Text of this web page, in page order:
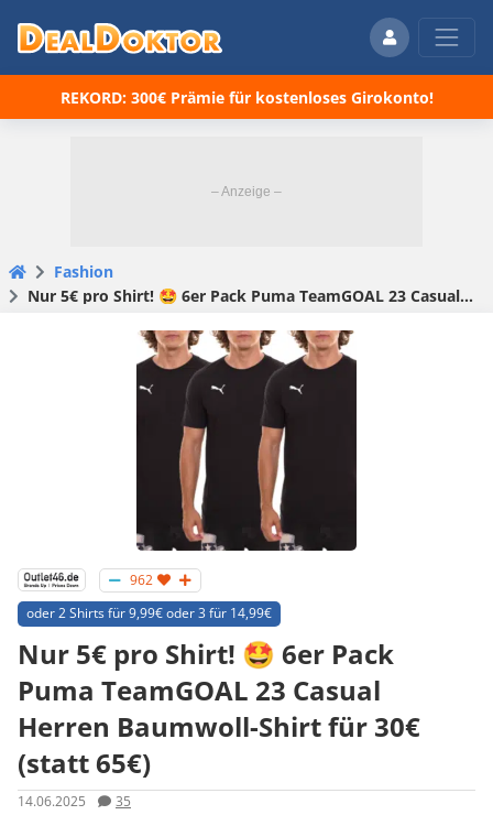
REKORD: 300€ Prämie für kostenloses Girokonto!
Fashion
Nur 5€ pro Shirt! 🤩 6er Pack Puma TeamGOAL 23 Casual Herren Baumwoll-Shirt für 30€ (statt 65€)
962
oder 2 Shirts für 9,99€ oder 3 für 14,99€
Nur 5€ pro Shirt! 🤩 6er Pack
Puma TeamGOAL 23 Casual
Herren Baumwoll-Shirt für 30€
(statt 65€)
14.06.2025 35